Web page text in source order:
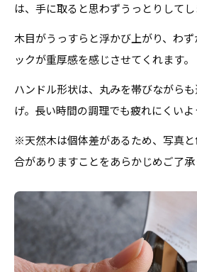
は、手に取ると思わずうっとりしてし
木目がうっすらと浮かび上がり、わ
ックが重厚感を感じさせてくれます。
ハンドル形状は、丸みを帯びながら
げ。長い時間の調理でも疲れにくいよ
※天然木は個体差があるため、写真
合がありますことをあらかじめご了